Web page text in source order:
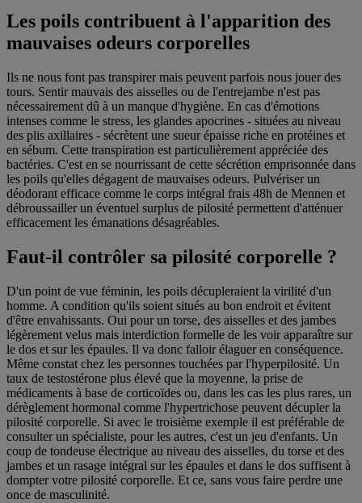
Les poils contribuent à l'apparition des
mauvaises odeurs corporelles
Ils ne nous font pas transpirer mais peuvent parfois nous jouer des
tours. Sentir mauvais des aisselles ou de l'entrejambe n'est pas
nécessairement dû à un manque d'hygiène. En cas d'émotions
intenses comme le stress, les glandes apocrines - situées au niveau
des plis axillaires - sécrètent une sueur épaisse riche en protéines et
en sébum. Cette transpiration est particulièrement appréciée des
bactéries. C'est en se nourrissant de cette sécrétion emprisonnée dans
les poils qu'elles dégagent de mauvaises odeurs. Pulvériser un
déodorant efficace comme le corps intégral frais 48h de Mennen et
débroussailler un éventuel surplus de pilosité permettent d'atténuer
efficacement les émanations désagréables.
Faut-il contrôler sa pilosité corporelle ?
D'un point de vue féminin, les poils décupleraient la virilité d'un
homme. A condition qu'ils soient situés au bon endroit et évitent
d'être envahissants. Oui pour un torse, des aisselles et des jambes
légèrement velus mais interdiction formelle de les voir apparaître sur
le dos et sur les épaules. Il va donc falloir élaguer en conséquence.
Même constat chez les personnes touchées par l'hyperpilosité. Un
taux de testostérone plus élevé que la moyenne, la prise de
médicaments à base de corticoïdes ou, dans les cas les plus rares, un
dérèglement hormonal comme l'hypertrichose peuvent décupler la
pilosité corporelle. Si avec le troisième exemple il est préférable de
consulter un spécialiste, pour les autres, c'est un jeu d'enfants. Un
coup de tondeuse électrique au niveau des aisselles, du torse et des
jambes et un rasage intégral sur les épaules et dans le dos suffisent à
dompter votre pilosité corporelle. Et ce, sans vous faire perdre une
once de masculinité.